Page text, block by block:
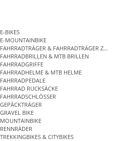
E-BIKES
E-MOUNTAINBIKE
FAHRRADTRÄGER & FAHRRADTRÄGER
FAHRRADBRILLEN & MTB BRILLEN
FAHRRADGRIFFE
FAHRRADHELME & MTB HELME
FAHRRADPEDALE
FAHRRAD RUCKSÄCKE
FAHRRADSCHLÖSSER
GEPÄCKTRÄGER
GRAVEL BIKE
MOUNTAINBIKE
RENNRÄDER
TREKKINGBIKES & CITYBIKES